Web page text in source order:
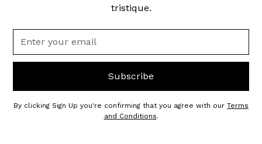
tristique.
By clicking Sign Up you're confirming that you agree with our Terms
and Conditions.